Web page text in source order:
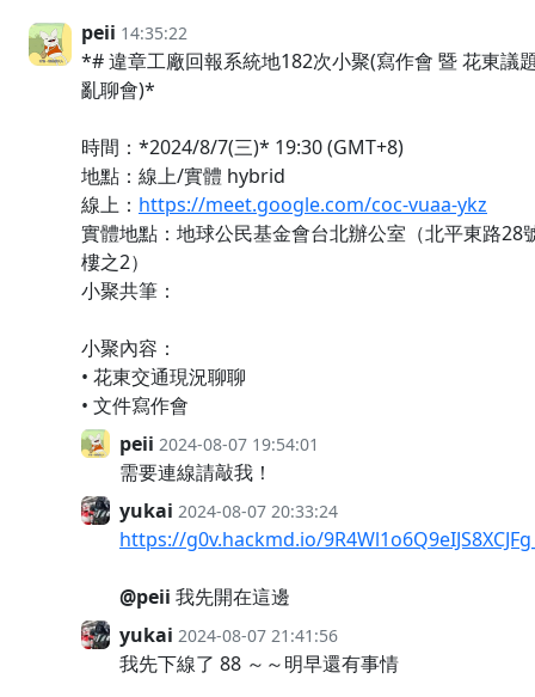
peii 14:35:22
*# 違章工廠回報系統地182次小聚(寫作會 暨 花東議
亂聊會)*
時間：*2024/8/7(三)* 19:30 (GMT+8)
地點：線上/實體 hybrid
線上： https://meet.google.com/coc-vuaa-ykz
實體地點：地球公民基金會台北辦公室（北平東路28
樓之2）
小聚共筆：
小聚內容：
• 花東交通現況聊聊
• 文件寫作會
peii 2024-08-07 19:54:01
需要連線請敲我！
yukai 2024-08-07 20:33:24
https://g0v.hackmd.io/
@peii 我先開在這邊
yukai 2024-08-07 21:41:56
我先下線了 88 ～～明早還有事情